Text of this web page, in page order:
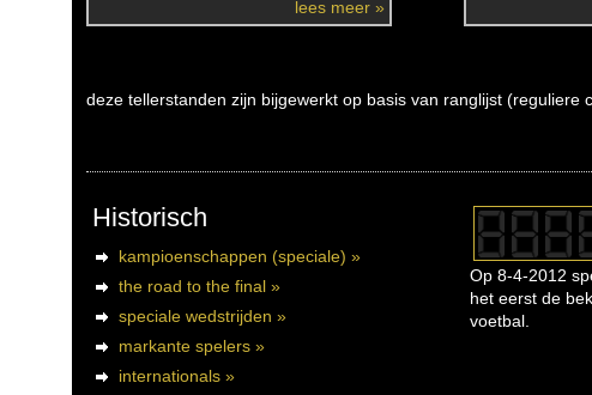
lees meer »
deze tellerstanden zijn bijgewerkt op basis van ranglijst (reguliere
Historisch
kampioenschappen (speciale) »
the road to the final »
speciale wedstrijden »
markante spelers »
internationals »
Op 8-4-2012
het eerst de
voetbal.